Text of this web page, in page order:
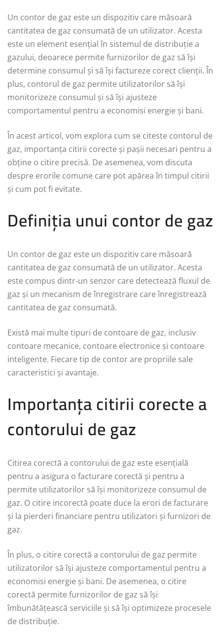
Un contor de gaz este un dispozitiv care măsoară
cantitatea de gaz consumată de un utilizator. Acesta
este un element esențial în sistemul de distribuție a
gazului, deoarece permite furnizorilor de gaz să își
determine consumul și să își factureze corect clienții. În
plus, contorul de gaz permite utilizatorilor să își
monitorizeze consumul și să își ajusteze
comportamentul pentru a economisi energie și bani.
În acest articol, vom explora cum se citeste contorul de
gaz, importanța citirii corecte și pașii necesari pentru a
obține o citire precisă. De asemenea, vom discuta
despre erorile comune care pot apărea în timpul citirii
și cum pot fi evitate.
Definiția unui contor de gaz
Un contor de gaz este un dispozitiv care măsoară
cantitatea de gaz consumată de un utilizator. Acesta
este compus dintr-un senzor care detectează fluxul de
gaz și un mecanism de înregistrare care înregistrează
cantitatea de gaz consumată.
Există mai multe tipuri de contoare de gaz, inclusiv
contoare mecanice, contoare electronice și contoare
inteligente. Fiecare tip de contor are propriile sale
caracteristici și avantaje.
Importanța citirii corecte a
contorului de gaz
Citirea corectă a contorului de gaz este esențială
pentru a asigura o facturare corectă și pentru a
permite utilizatorilor să își monitorizeze consumul de
gaz. O citire incorectă poate duce la erori de facturare
și la pierderi financiare pentru utilizatori și furnizori de
gaz.
În plus, o citire corectă a contorului de gaz permite
utilizatorilor să își ajusteze comportamentul pentru a
economisi energie și bani. De asemenea, o citire
corectă permite furnizorilor de gaz să își
îmbunătățească serviciile și să își optimizeze procesele
de distribuție.